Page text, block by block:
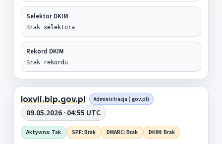
Selektor DKIM
Brak selektora
Rekord DKIM
Brak rekordu
loxvii.bip.gov.pl Administracja (.gov.pl)
09.05.2026 · 04:55 UTC
Aktywna: Tak SPF: Brak DMARC: Brak DKIM: Brak